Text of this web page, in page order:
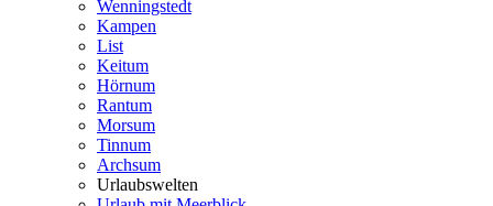
Wenningstedt
Kampen
List
Keitum
Hörnum
Rantum
Morsum
Tinnum
Archsum
Urlaubswelten